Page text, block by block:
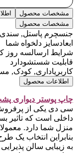
مشخصات محصول
مشخصات محصول
جنسچرم پاستل,
ابعادسایز دلخواه شما
شرایط ارسالسه روز
قابلیت شستشودارد
کاربریاداری, کودک,
اطلاعات محصول
چاپ پوستر دیواری
سی دی یکی از
داخلی است که تاثیر
منزل شما دارد. معمولا
بنابراین انتخاب یک
به زیبایی سالن